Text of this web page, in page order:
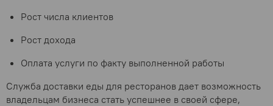
Рост числа клиентов
Рост дохода
Оплата услуги по факту выполненной работы
Служба доставки еды для ресторанов дает возможность
владельцам бизнеса стать успешнее в своей сфере,